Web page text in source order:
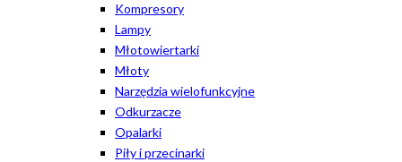
Kompresory
Lampy
Młotowiertarki
Młoty
Narzędzia wielofunkcyjne
Odkurzacze
Opalarki
Piły i przecinarki